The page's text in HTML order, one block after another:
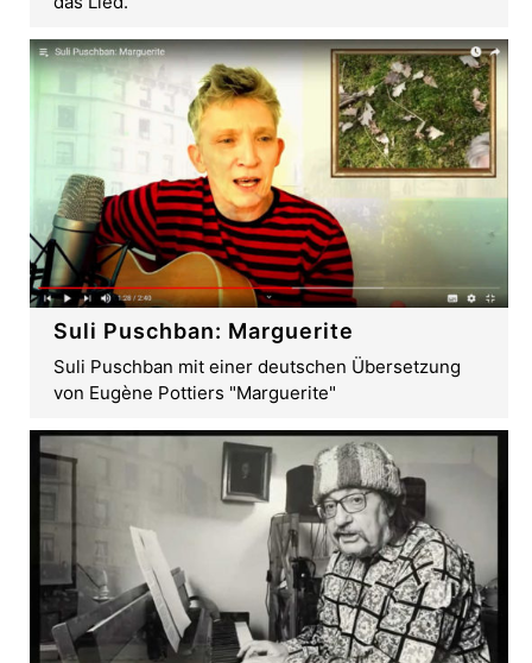
Suli Puschban: Marguerite
Suli Puschban mit einer deutschen Übersetzung
von Eugène Pottiers "Marguerite"